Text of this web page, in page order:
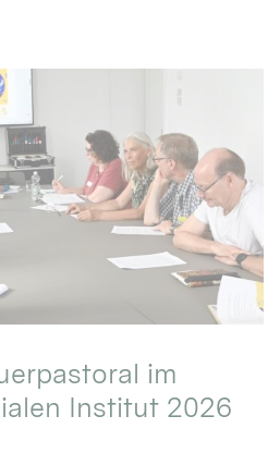
im
Institut 2026